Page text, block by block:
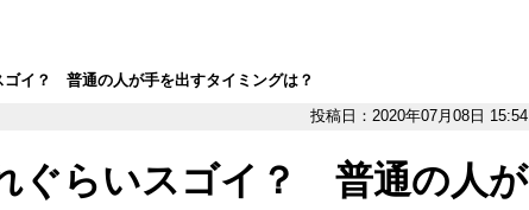
ゴイ？ 普通の人が手を出すタイミングは？
投稿日：2020年07月08日 15:54
ぐらいスゴイ？ 普通の人が